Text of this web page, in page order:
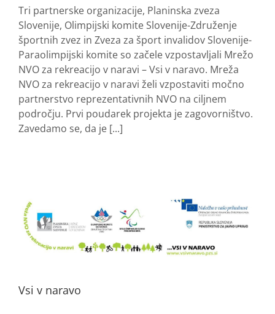
Tri partnerske organizacije, Planinska zveza
Slovenije, Olimpijski komite Slovenije-Združenje
športnih zvez in Zveza za šport invalidov Slovenije-
Paraolimpijski komite so začele vzpostavljali Mrežo
NVO za rekreacijo v naravi – Vsi v naravo. Mreža
NVO za rekreacijo v naravi želi vzpostaviti močno
partnerstvo reprezentativnih NVO na ciljnem
področju. Prvi poudarek projekta je zagovorništvo.
Zavedamo se, da je [...]
Vsi v naravo